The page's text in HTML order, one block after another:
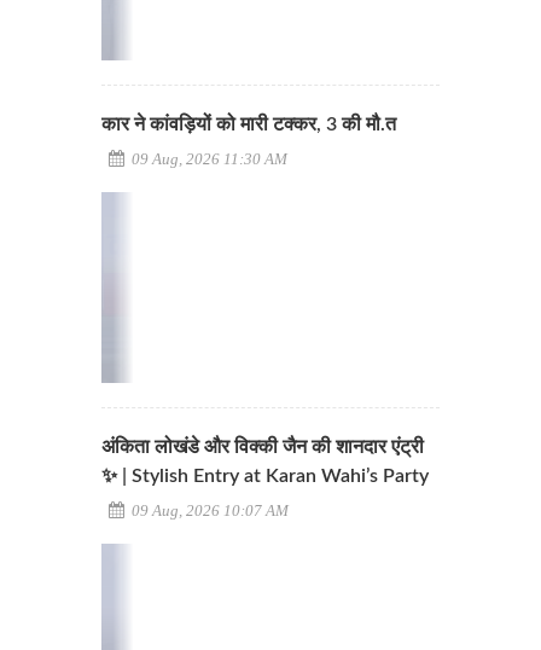
कार ने कांवड़ियों को मारी टक्कर, 3 की मौ.त
09 Aug, 2026 11:30 AM
अंकिता लोखंडे और विक्की जैन की शानदार एंट्री
✨ | Stylish Entry at Karan Wahi’s Party
09 Aug, 2026 10:07 AM